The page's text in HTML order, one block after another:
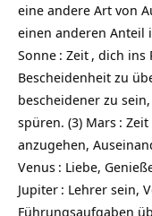
eine andere Art von
einen anderen Anteil
Sonne : Zeit , dich ins
Bescheidenheit zu
bescheidener zu sein,
spüren. (3) Mars :
anzugehen,
Venus : Liebe,
Jupiter : Lehrer sein,
Führungsaufgaben